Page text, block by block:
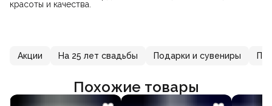
красоты и качества.
Акции На 25 лет свадьбы Подарки и сувениры
Похожие товары